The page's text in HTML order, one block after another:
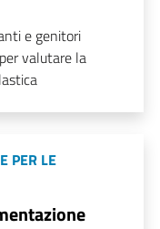
e genitori
valutare la
PER LE